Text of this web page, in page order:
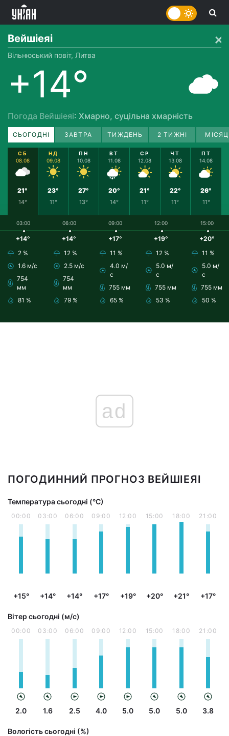
Вейшіеяі
Вільнюський повіт, Литва
+14°
Погода Вейшіеяі: Хмарно, суцільна хмарність
СЬОГОДНІ ЗАВТРА ТИЖДЕНЬ 2 ТИЖНІ
СБ
08.08
21°
14°
НД
09.08
23°
11°
ПН
10.08
27°
13°
ВТ
11.08
20°
14°
СР
12.08
21°
11°
ЧТ
13.08
22°
11°
ПТ
14.08
26°
11°
03:00
+14°
2 %
1.6 м/с
754
мм
81 %
06:00
+14°
12 %
2.5 м/с
754
мм
79 %
09:00
+17°
11 %
4.0 м/
с
755 мм
65 %
12:00
+19°
12 %
5.0 м/
с
755 мм
53 %
15:00
+20°
11 %
5.0 м/
с
755 мм
50 %
ad
ПОГОДИННИЙ ПРОГНОЗ ВЕЙШІЕЯІ
Температура сьогодні (°С)
00:00
+15°
03:00
+14°
06:00
+14°
09:00
+17°
12:00
+19°
15:00
+20°
18:00
+21°
21:00
+17°
Вітер сьогодні (м/с)
00:00
2.0
03:00
1.6
06:00
2.5
09:00
4.0
12:00
5.0
15:00
5.0
18:00
5.0
21:00
3.8
Вологість сьогодні (%)